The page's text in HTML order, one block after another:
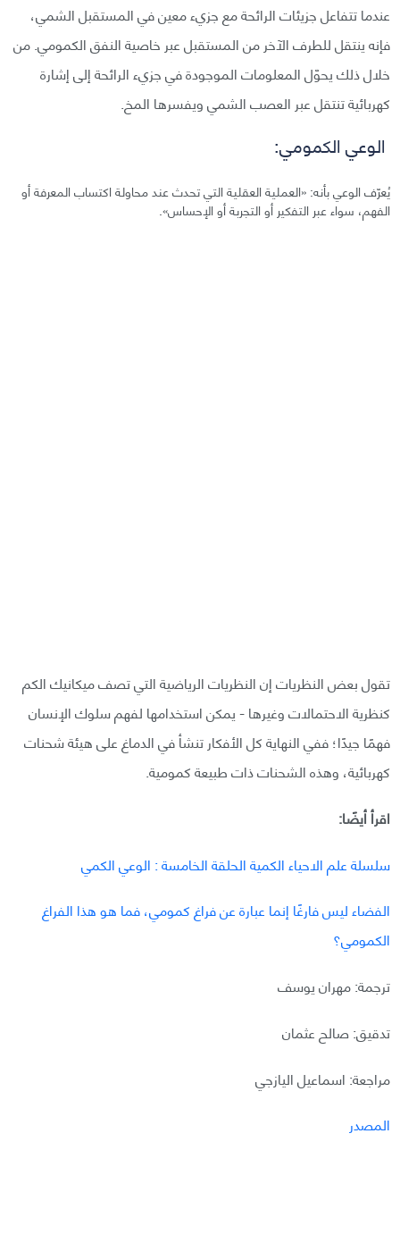
عندما تتفاعل جزيئات الرائحة مع جزيء معين في المستقبل الشمي،
فإنه ينتقل للطرف الآخر من المستقبل عبر خاصية النفق الكمومي. من
خلال ذلك يحوّل المعلومات الموجودة في جزيء الرائحة إلى إشارة
كهربائية تنتقل عبر العصب الشمي ويفسرها المخ.
الوعي الكمومي:
يُعرّف الوعي بأنه: «العملية العقلية التي تحدث عند محاولة اكتساب المعرفة أو
الفهم، سواء عبر التفكير أو التجربة أو الإحساس».
تقول بعض النظريات إن النظريات الرياضية التي تصف ميكانيك الكم
كنظرية الاحتمالات وغيرها - يمكن استخدامها لفهم سلوك الإنسان
فهمًا جيدًا؛ ففي النهاية كل الأفكار تنشأ في الدماغ على هيئة شحنات
كهربائية، وهذه الشحنات ذات طبيعة كمومية.
اقرأ أيضًا:
سلسلة علم الاحياء الكمية الحلقة الخامسة : الوعي الكمي
الفضاء ليس فارغًا إنما عبارة عن فراغ كمومي، فما هو هذا الفراغ
الكمومي؟
ترجمة: مهران يوسف
تدقيق: صالح عثمان
مراجعة: اسماعيل اليازجي
المصدر